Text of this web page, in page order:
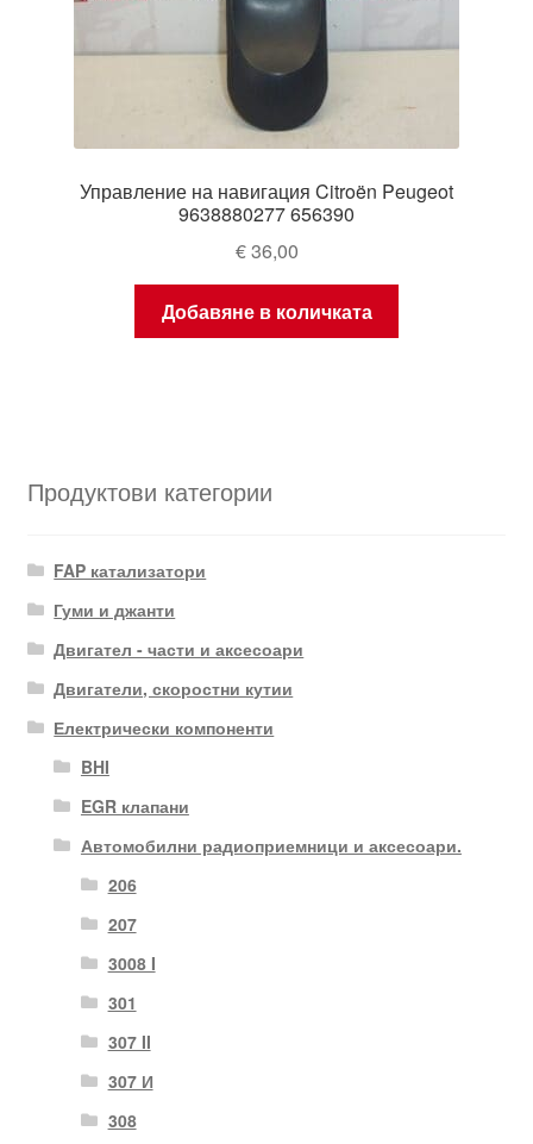
Управление на навигация Citroën Peugeot
9638880277 656390
€36,00
Добавяне в количката
Продуктови категории
FAP катализатори
Гуми и джанти
Двигател - части и аксесоари
Двигатели, скоростни кутии
Електрически компоненти
BHI
EGR клапани
Автомобилни радиоприемници и аксесоари.
206
207
3008 I
301
307 II
307 И
308